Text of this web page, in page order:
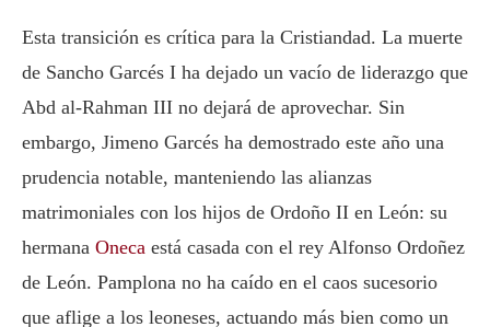
Esta transición es crítica para la Cristiandad. La muerte
de Sancho Garcés I ha dejado un vacío de liderazgo que
Abd al-Rahman III no dejará de aprovechar. Sin
embargo, Jimeno Garcés ha demostrado este año una
prudencia notable, manteniendo las alianzas
matrimoniales con los hijos de Ordoño II en León: su
hermana Oneca está casada con el rey Alfonso Ordoñez
de León. Pamplona no ha caído en el caos sucesorio
que aflige a los leoneses, actuando más bien como un